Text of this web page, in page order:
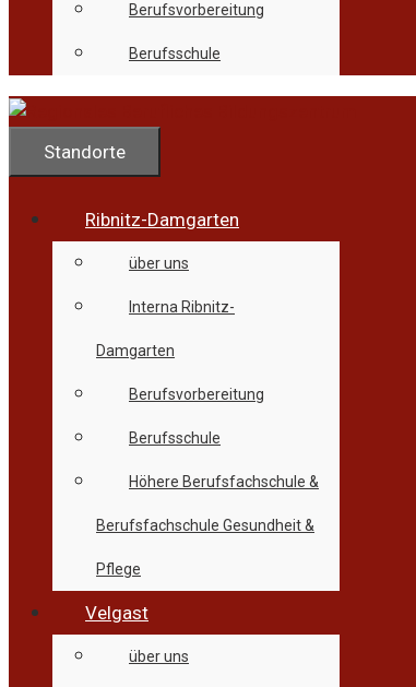
Berufsvorbereitung
Berufsschule
Standorte
Ribnitz-Damgarten
über uns
Interna Ribnitz-
Damgarten
Berufsvorbereitung
Berufsschule
Höhere Berufsfachschule &
Berufsfachschule Gesundheit &
Pflege
Velgast
über uns